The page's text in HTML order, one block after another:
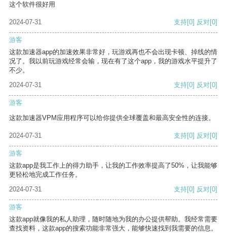
这个软件很好用
2024-07-31 支持[0] 反对[0]
游客
这款加速器app的加速效果非常好，玩游戏再也不会出现卡顿、掉线的情
况了。我以前玩游戏经常会输，现在有了这个app，我的游戏水平提升了
不少。
2024-07-31
支持[0] 反对[0]
游客
这款加速器VPM应用程序可以给你提供全球覆盖和最高安全性的连接。
2024-07-31 支持[0] 反对[0]
游客
这款app是我工作上的得力助手，让我的工作效率提高了50%，让我能够
更轻松地完成工作任务。
2024-07-31
支持[0] 反对[0]
游客
这款app就像我的私人助理，随时随地为我的办公提供帮助。我经常需要
查找资料，这款app的搜索功能非常强大，能够快速找到我需要的信息。